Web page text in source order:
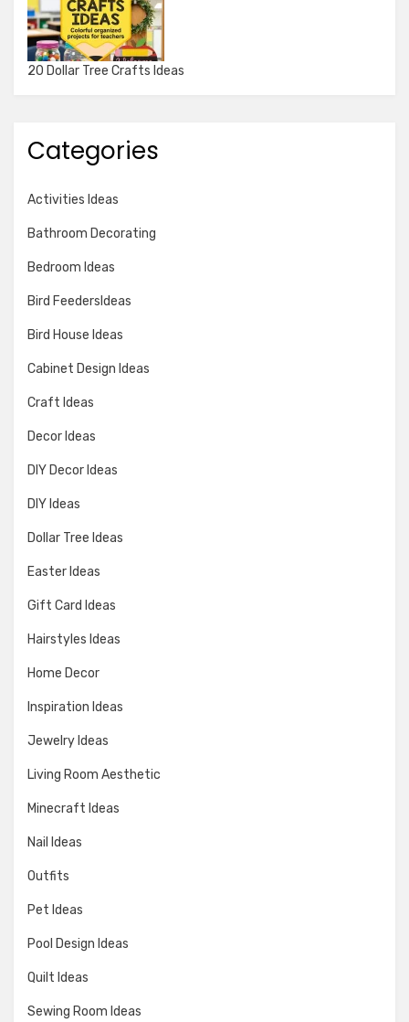
20 Dollar Tree Crafts Ideas
Categories
Activities Ideas
Bathroom Decorating
Bedroom Ideas
Bird FeedersIdeas
Bird House Ideas
Cabinet Design Ideas
Craft Ideas
Decor Ideas
DIY Decor Ideas
DIY Ideas
Dollar Tree Ideas
Easter Ideas
Gift Card Ideas
Hairstyles Ideas
Home Decor
Inspiration Ideas
Jewelry Ideas
Living Room Aesthetic
Minecraft Ideas
Nail Ideas
Outfits
Pet Ideas
Pool Design Ideas
Quilt Ideas
Sewing Room Ideas